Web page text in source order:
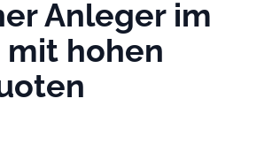
Anleger im
hohen